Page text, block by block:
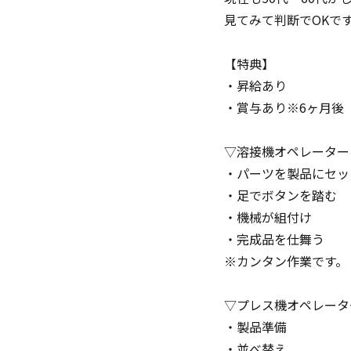
見てみて判断でOKで
【特典】
・昇給あり
・賞与あり※6ヶ月後
▽溶接機オペレーター
・パーツを製品にセ
・足でボタンを踏む
・機械が組付け
・完成品を仕舞う
※カンタン作業です。
▽プレス機オペレータ
・製品準備